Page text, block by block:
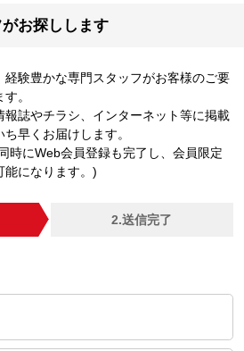
お探しします
経験豊かな専門スタッフがお客様のご要
。
報誌やチラシ、インターネット等に掲載
早くお届けします。
時にWeb会員登録も完了し、会員限定
能になります。)
2.送信完了